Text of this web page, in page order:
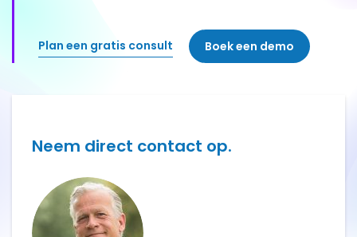
Plan een gratis consult Boek een demo
Neem direct contact op.